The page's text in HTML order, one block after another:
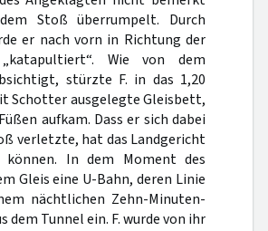
Stoß überrumpelt. Durch
er nach vorn in Richtung der
Wie von dem
stürzte F. in das 1,20
Schotter ausgelegte Gleisbett,
aufkam. Dass er sich dabei
verletzte, hat das Landgericht
In dem Moment des
Gleis eine U-Bahn, deren Linie
nächtlichen Zehn-Minuten-
dem Tunnel ein. F. wurde von ihr